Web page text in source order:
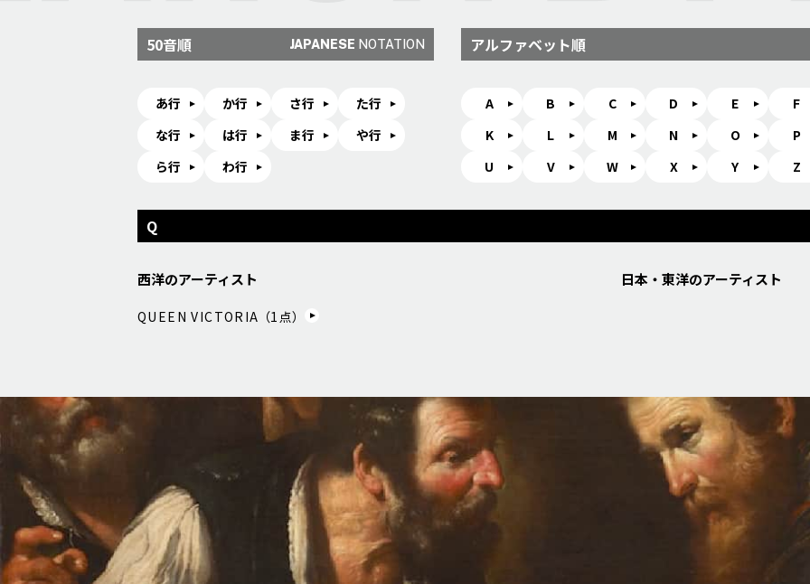
50音順 JAPANESE NOTATION
あ行 か行 さ行
た行
な行
は行 ま行
や行
ら行
わ行
アルファベット順
A B C D E
F
K
L M N O
P
U
V W X Y Z
Q
西洋のアーティスト
QUEEN VICTORIA （1 点）
日本・東洋のアーティスト